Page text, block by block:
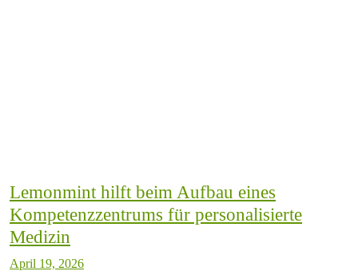
Lemonmint hilft beim Aufbau eines
Kompetenzzentrums für personalisierte
Medizin
April 19, 2026